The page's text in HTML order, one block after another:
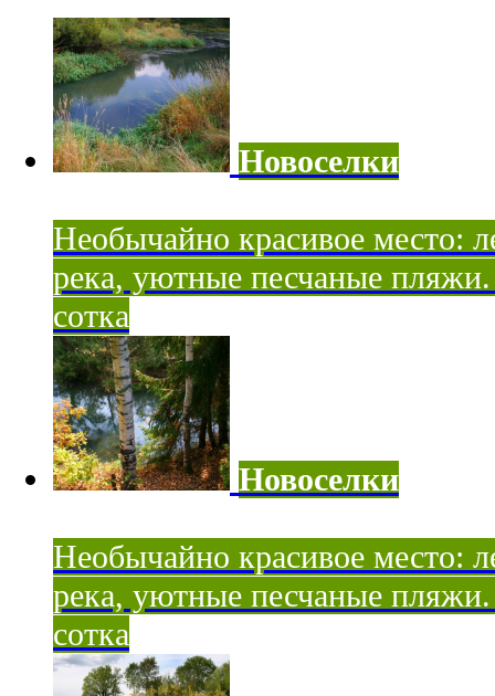
Новоселки
Необычайно красивое место:
река, уютные песчаные
сотка
Новоселки
Необычайно красивое место:
река, уютные песчаные
сотка